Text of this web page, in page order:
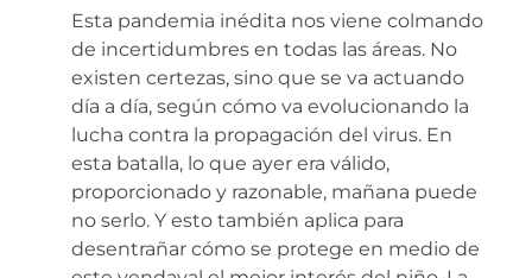
Esta pandemia inédita nos viene colmando
de incertidumbres en todas las áreas. No
existen certezas, sino que se va actuando
día a día, según cómo va evolucionando la
lucha contra la propagación del virus. En
esta batalla, lo que ayer era válido,
proporcionado y razonable, mañana puede
no serlo. Y esto también aplica para
desentrañar cómo se protege en medio de